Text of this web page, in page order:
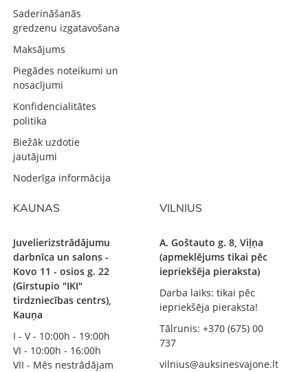
Saderināšanās
gredzenu izgatavošana
Maksājums
Piegādes noteikumi un
nosacījumi
Konfidencialitātes
politika
Biežāk uzdotie
jautājumi
Noderīga informācija
KAUNAS
Juvelierizstrādājumu
darbnīca un salons -
Kovo 11 - osios g. 22
(Girstupio "IKI"
tirdzniecības centrs),
Kauņa
I - V - 10:00h - 19:00h
VI - 10:00h - 16:00h
VII - Mēs nestrādājam
VILNIUS
A. Goštauto g. 8, Viļņa
(apmeklējums tikai pēc
iepriekšēja pieraksta)
Darba laiks: tikai pēc
iepriekšēja pieraksta!
Tālrunis: +370 (675) 00
737
vilnius@auksinesvajone.lt